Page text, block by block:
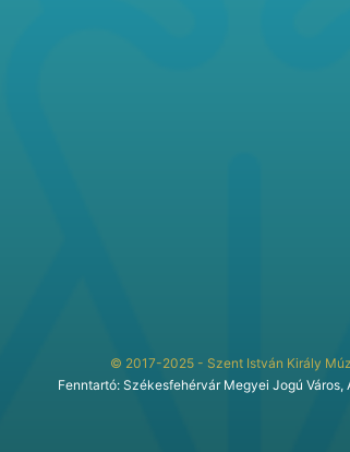
© 2017-2025 - Szent István Király
Fenntartó: Székesfehérvár Megyei Jogú Város,